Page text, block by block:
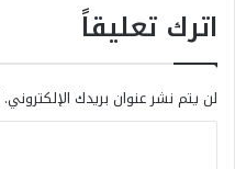
اترك تعليقاً
لن يتم نشر عنوان بريدك الإلكتروني.